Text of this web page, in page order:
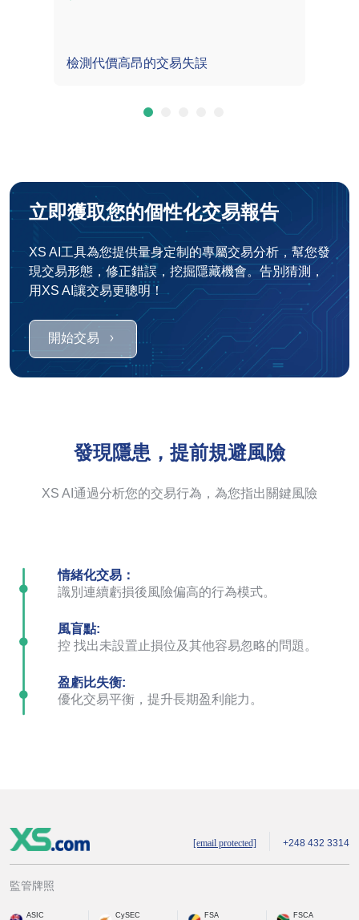
檢測代價高昂的交易失誤
立即獲取您的個性化交易報告
XS AI工具為您提供量身定制的專屬交易分析，幫您發
現交易形態，修正錯誤，挖掘隱藏機會。告別猜測，
用XS AI讓交易更聰明！
開始交易
發現隱患，提前規避風險
XS AI通過分析您的交易行為，為您指出關鍵風險
情緒化交易：
識別連續虧損後風險偏高的行為模式。
風盲點:
控 找出未設置止損位及其他容易忽略的問題。
盈虧比失衡:
優化交易平衡，提升長期盈利能力。
[email protected] +248 432 3314
監管牌照
ASIC
CySEC
FSA
FSCA